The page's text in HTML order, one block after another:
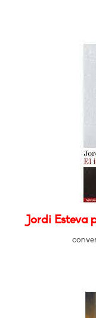
Jordi Esteva